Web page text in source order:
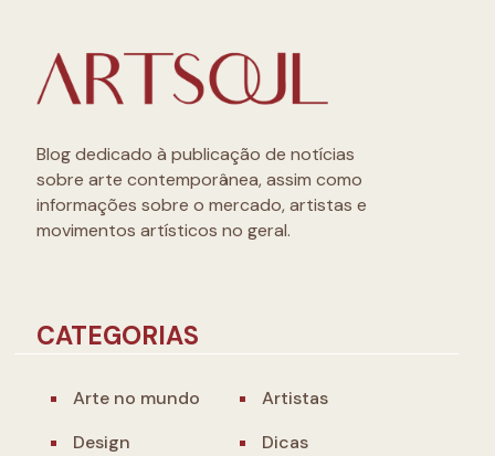
Blog dedicado à publicação de notícias
sobre arte contemporânea, assim como
informações sobre o mercado, artistas e
movimentos artísticos no geral.
CATEGORIAS
Arte no mundo
Artistas
Design
Dicas